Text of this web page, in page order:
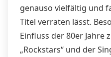
genauso vielfältig und
Titel verraten lässt.
Einﬂuss der 80er Jahre
„Rockstars“ und der